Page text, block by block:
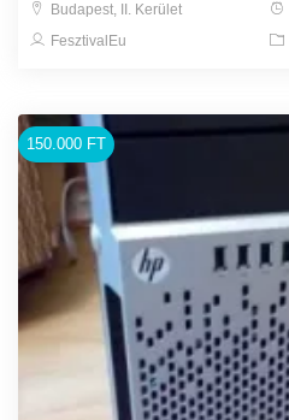
Budapest, II. Kerület
FesztivalEu
150.000 FT